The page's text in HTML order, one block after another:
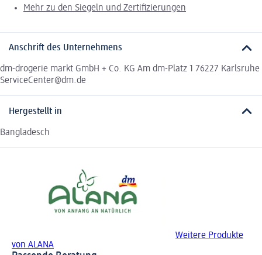
Mehr zu den Siegeln und Zertifizierungen
Anschrift des Unternehmens
dm-drogerie markt GmbH + Co. KG Am dm-Platz 1 76227 Karlsruhe
ServiceCenter@dm.de
Hergestellt in
Bangladesch
Weitere Produkte
von ALANA